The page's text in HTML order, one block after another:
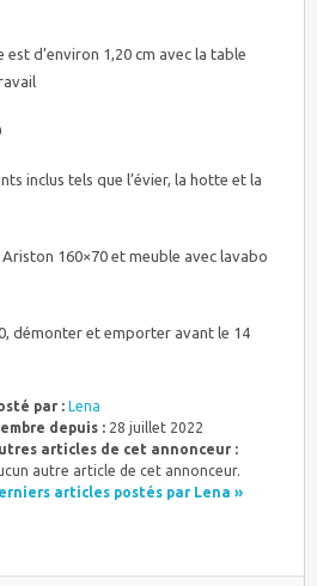
d’environ 1,20 cm avec la table
inclus tels que l’évier, la hotte et la
160×70 et meuble avec lavabo
démonter et emporter avant le 14
par : Lena
depuis : 28 juillet 2022
articles de cet annonceur :
autre article de cet annonceur.
articles postés par Lena »